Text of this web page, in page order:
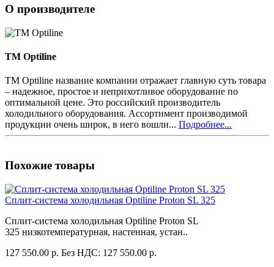
О производителе
TM Optiline
TM Optiline название компании отражает главную суть товара
– надежное, простое и неприхотливое оборудование по
оптимальной цене. Это российский производитель
холодильного оборудования. Ассортимент производимой
продукции очень широк, в него вошли... Подробнее...
Похожие товары
Сплит-система холодильная Optiline Proton SL 325
Сплит-система холодильная Optiline Proton SL
325 низкотемпературная, настенная, устан..
127 550.00 р. Без НДС: 127 550.00 р.